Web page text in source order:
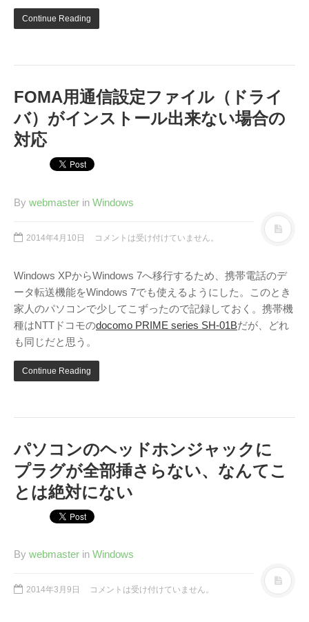
Continue Reading
FOMA用通信設定ファイル（ドライ
バ）がインストール出来ない場合の
対応
By webmaster in Windows
2014年4月10日 コメントは受け付けていません。
Windows XPからWindows 7へ移行するため、携帯電話のデ
ータ転送機能をWindows 7でも使えるようにした。このとき
家人のパソコンで少してこずったので記録しておく。携帯機
種はNTTドコモのdocomo PRIME series SH-01Bだが、どれ
も同じだと思う。
Continue Reading
パソコンのヘッドホンジャックに
プラグが全部挿さらない、なんてこ
とは絶対にない
By webmaster in Windows
2014年3月9日 コメントは受け付けていません。